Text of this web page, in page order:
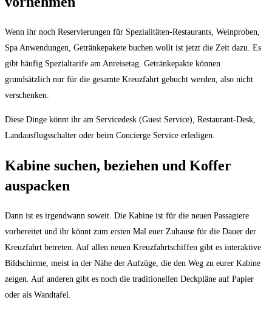
Wenn ihr noch Reservierungen für Spezialitäten-Restaurants, Weinproben,
Spa Anwendungen, Getränkepakete buchen wollt ist jetzt die Zeit dazu. Es
gibt häufig Spezialtarife am Anreisetag. Getränkepakte können
grundsätzlich nur für die gesamte Kreuzfahrt gebucht werden, also nicht
verschenken.
Diese Dinge könnt ihr am Servicedesk (Guest Service), Restaurant-Desk,
Landausflugsschalter oder beim Concierge Service erledigen.
Kabine suchen, beziehen und Koffer
auspacken
Dann ist es irgendwann soweit. Die Kabine ist für die neuen Passagiere
vorbereitet und ihr könnt zum ersten Mal euer Zuhause für die Dauer der
Kreuzfahrt betreten. Auf allen neuen Kreuzfahrtschiffen gibt es interaktive
Bildschirme, meist in der Nähe der Aufzüge, die den Weg zu eurer Kabine
zeigen. Auf anderen gibt es noch die traditionellen Deckpläne auf Papier
oder als Wandtafel.